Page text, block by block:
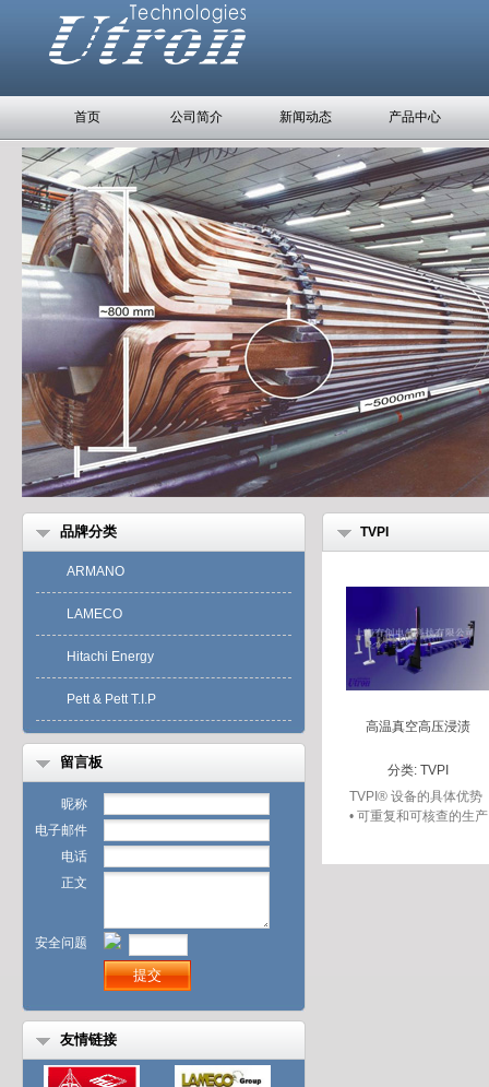
首页 公司简介 新闻动态 产品中心
TVPI
高温真空高压浸渍
分类: TVPI
TVPI® 设备的具体优势
• 可重复和可核查的生产
品牌分类
ARMANO
LAMECO
Hitachi Energy
Pett & Pett T.I.P
留言板
昵称
电子邮件
电话
正文
安全问题
友情链接